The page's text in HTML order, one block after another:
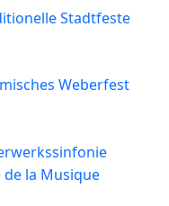
Stadtfeste
Weberfest
de la Musique